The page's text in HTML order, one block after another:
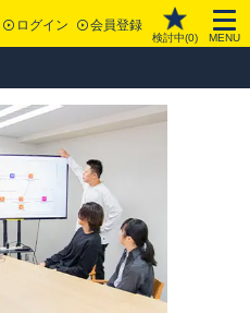
ログイン 会員登録
検討中(0) MENU